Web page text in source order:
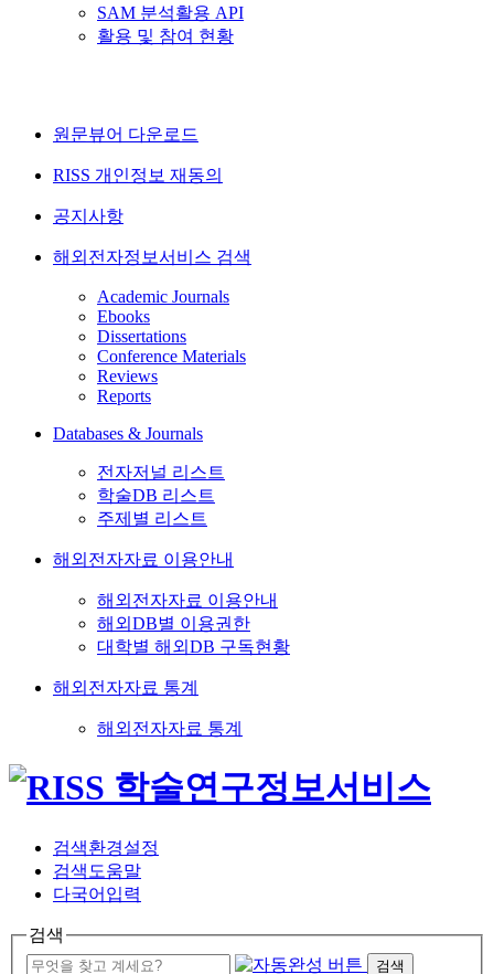
SAM 분석활용 API
활용 및 참여 현황
원문뷰어 다운로드
RISS 개인정보 재동의
공지사항
해외전자정보서비스 검색
Academic Journals
Ebooks
Dissertations
Conference Materials
Reviews
Reports
Databases & Journals
전자저널 리스트
학술DB 리스트
주제별 리스트
해외전자자료 이용안내
해외전자자료 이용안내
해외DB별 이용권한
대학별 해외DB 구독현황
해외전자자료 통계
해외전자자료 통계
검색환경설정
검색도움말
다국어입력
검색
검색